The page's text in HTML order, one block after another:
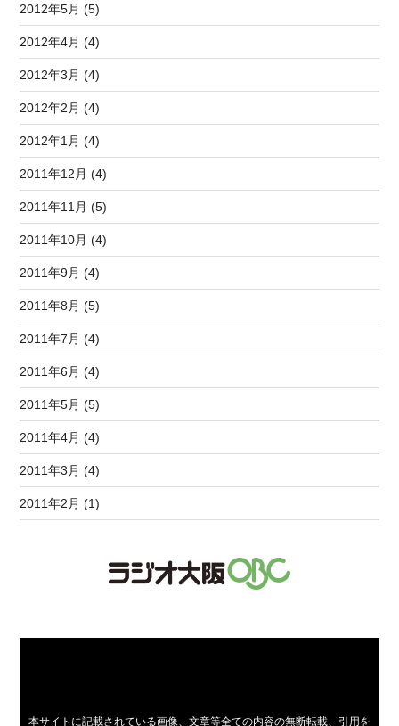
2012年5月 (5)
2012年4月 (4)
2012年3月 (4)
2012年2月 (4)
2012年1月 (4)
2011年12月 (4)
2011年11月 (5)
2011年10月 (4)
2011年9月 (4)
2011年8月 (5)
2011年7月 (4)
2011年6月 (4)
2011年5月 (5)
2011年4月 (4)
2011年3月 (4)
2011年2月 (1)
本サイトに記載されている画像、文章等全ての内容の無断転載、引用を